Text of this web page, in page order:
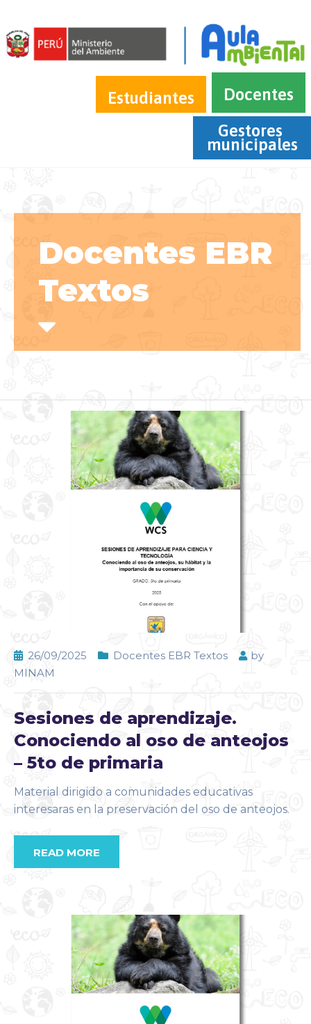
Estudiantes
Docentes
Gestores
municipales
Docentes EBR
Textos
26/09/2025 Docentes EBR Textos
by
MINAM
Sesiones de aprendizaje.
Conociendo al oso de anteojos
– 5to de primaria
Material dirigido a comunidades educativas
interesaras en la preservación del oso de anteojos.
READ MORE